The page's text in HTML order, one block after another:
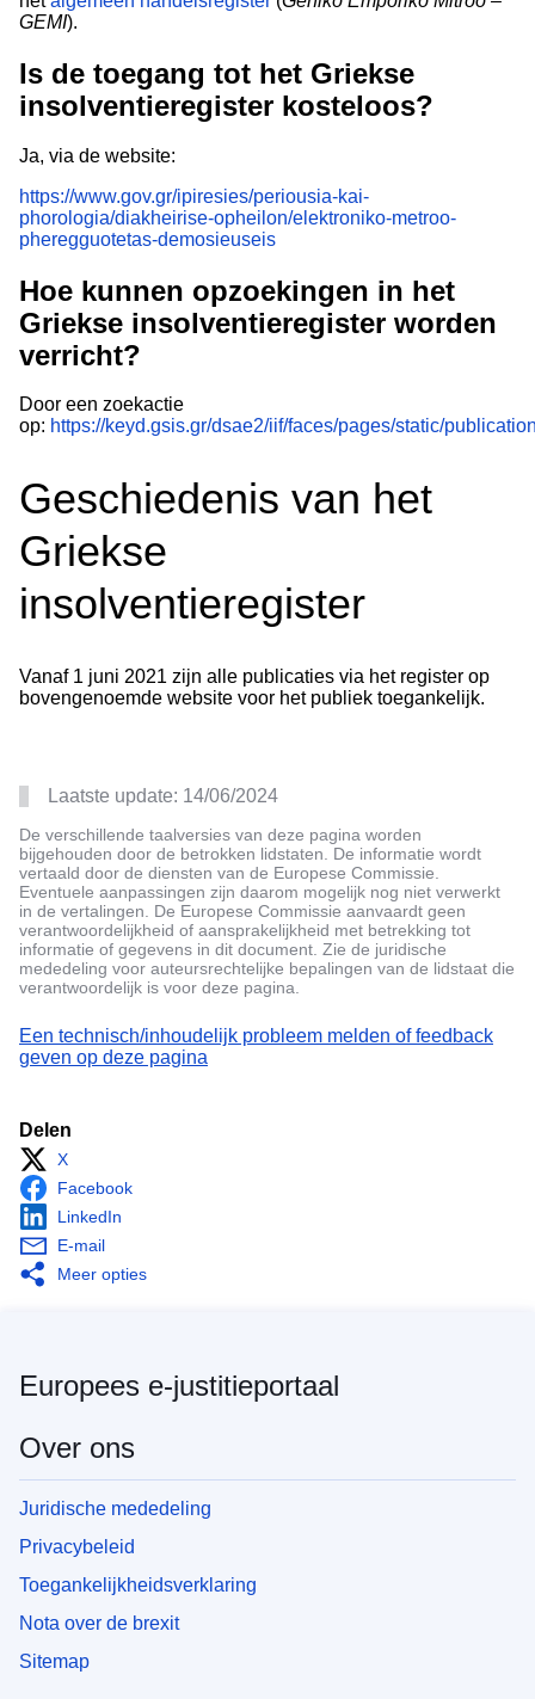
GEMI).
Is de toegang tot het Griekse
insolventieregister kosteloos?
Ja, via de website:
https://www.gov.gr/ipiresies/periousia-kai-
phorologia/diakheirise-opheilon/elektroniko-metroo-
pheregguotetas-demosieuseis
Hoe kunnen opzoekingen in het
Griekse insolventieregister worden
verricht?
Door een zoekactie
op: https://keyd.gsis.gr/dsae2/iif/faces/pages/static/
Geschiedenis van het
Griekse
insolventieregister
Vanaf 1 juni 2021 zijn alle publicaties via het register op
bovengenoemde website voor het publiek toegankelijk.
Laatste update: 14/06/2024
De verschillende taalversies van deze pagina worden
bijgehouden door de betrokken lidstaten. De informatie wordt
vertaald door de diensten van de Europese Commissie.
Eventuele aanpassingen zijn daarom mogelijk nog niet verwerkt
in de vertalingen. De Europese Commissie aanvaardt geen
verantwoordelijkheid of aansprakelijkheid met betrekking tot
informatie of gegevens in dit document. Zie de juridische
mededeling voor auteursrechtelijke bepalingen van de lidstaat die
verantwoordelijk is voor deze pagina.
Een technisch/inhoudelijk probleem melden of feedback
geven op deze pagina
Delen
X
Facebook
LinkedIn
E-mail
Meer opties
Europees e-justitieportaal
Over ons
Juridische mededeling
Privacybeleid
Toegankelijkheidsverklaring
Nota over de brexit
Sitemap